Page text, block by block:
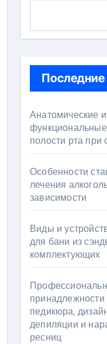
Последние
Анатомические и
полости рта при
Особенности
лечения
зависимости
Виды и
для бани из
комплектующих
педикюра,
депиляции и
ресниц